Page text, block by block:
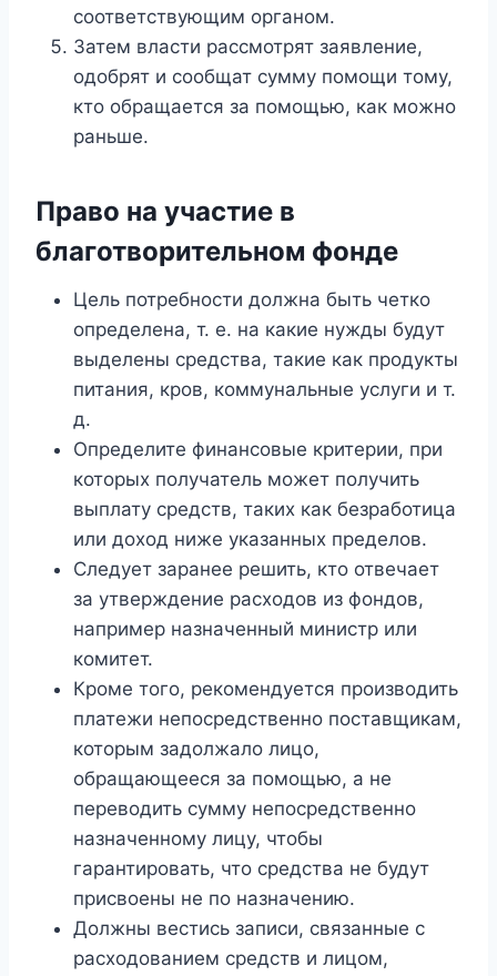
соответствующим органом.
Затем власти рассмотрят заявление,
одобрят и сообщат сумму помощи тому,
кто обращается за помощью, как можно
раньше.
Право на участие в
благотворительном фонде
Цель потребности должна быть четко
определена, т. е. на какие нужды будут
выделены средства, такие как продукты
питания, кров, коммунальные услуги и т.
д.
Определите финансовые критерии, при
которых получатель может получить
выплату средств, таких как безработица
или доход ниже указанных пределов.
Следует заранее решить, кто отвечает
за утверждение расходов из фондов,
например назначенный министр или
комитет.
Кроме того, рекомендуется производить
платежи непосредственно поставщикам,
которым задолжало лицо,
обращающееся за помощью, а не
переводить сумму непосредственно
назначенному лицу, чтобы
гарантировать, что средства не будут
присвоены не по назначению.
Должны вестись записи, связанные с
расходованием средств и лицом,